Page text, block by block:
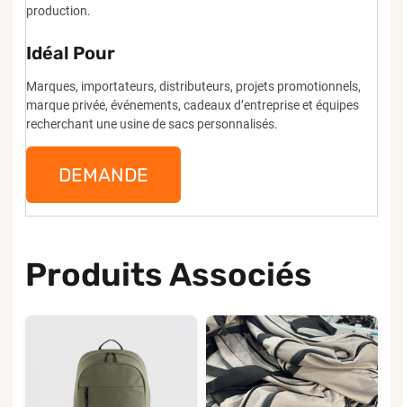
production.
Idéal Pour
Marques, importateurs, distributeurs, projets promotionnels,
marque privée, événements, cadeaux d’entreprise et équipes
recherchant une usine de sacs personnalisés.
DEMANDE
Produits Associés